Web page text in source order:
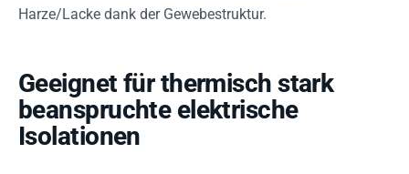
Harze/Lacke dank der Gewebestruktur.
Geeignet für thermisch stark
beanspruchte elektrische
Isolationen